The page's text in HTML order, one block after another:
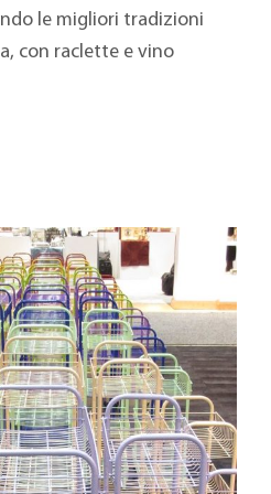
le migliori tradizioni
con raclette e vino
2012